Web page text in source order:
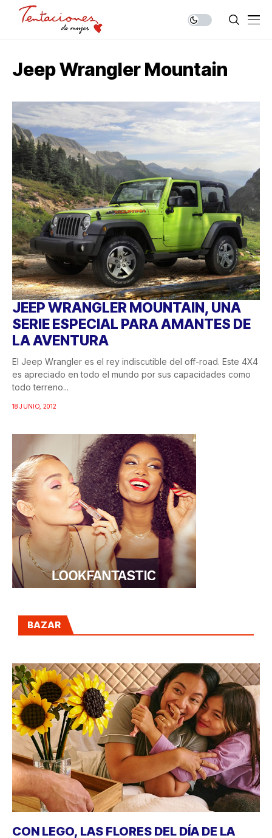
Jeep Wrangler Mountain
JEEP WRANGLER MOUNTAIN, UNA
SERIE ESPECIAL PARA AMANTES DE
LA AVENTURA
El Jeep Wrangler es el rey indiscutible del off-road. Este 4X4
es apreciado en todo el mundo por sus capacidades como
todo terreno...
18 JUNIO, 2012
BAZAR
CON LEGO, LAS FLORES DEL DÍA DE LA